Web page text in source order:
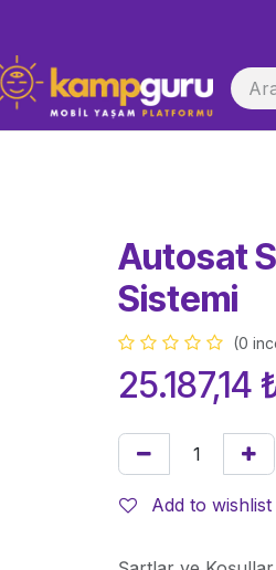
Autosat
Sistemi
(0
25.187,14
Add to wishlist